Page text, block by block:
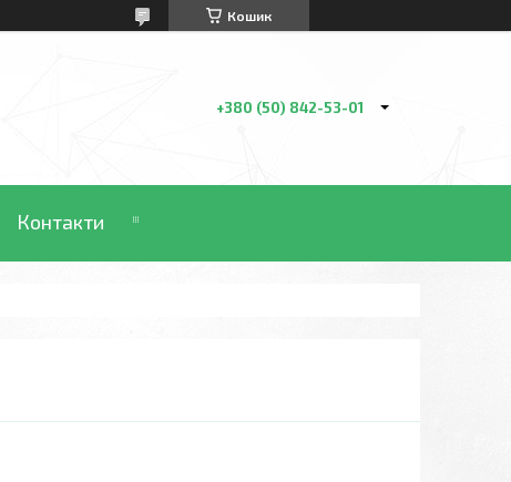
Кошик
+380 (50) 842-53-01
Контакти